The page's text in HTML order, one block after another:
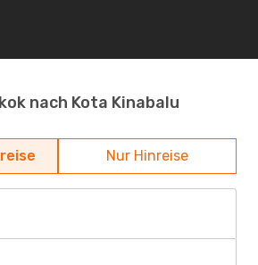
nach Kota Kinabalu
Nur Hinreise